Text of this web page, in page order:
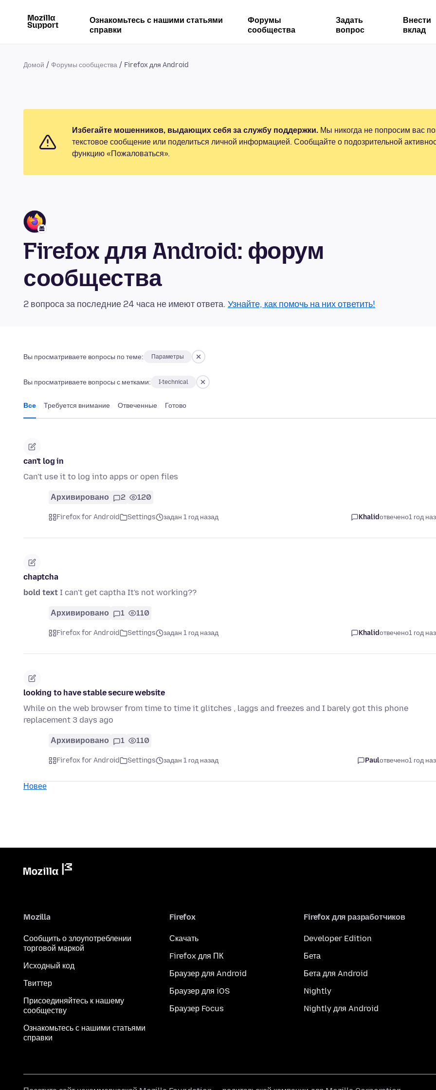
Ознакомьтесь с нашими статьями
справки
Форумы
сообщества
Задать
вопрос
Внести
вклад
Домой Форумы сообщества Firefox для Android
Избегайте мошенников, выдающих себя за службу поддержки. Мы никогда не попросим вас
текстовое сообщение или поделиться личной информацией. Сообщайте о подозрительной
функцию «Пожаловаться».
Firefox для Android: форум
сообщества
2 вопроса за последние 24 часа не имеют ответа. Узнайте, как помочь на них ответить!
Вы просматриваете вопросы по теме: Параметры
Вы просматриваете вопросы с метками: I-technical
Все Требуется внимание Отвеченные Готово
can't log in
Can't use it to log into apps or open files
Архивировано 2 120
Firefox for Android Settings задан 1 год назад Khalidотвечено1 год
chaptcha
bold text I can't get captha It's not working??
Архивировано 1 110
Firefox for Android Settings задан 1 год назад Khalidотвечено1 год
looking to have stable secure website
While on the web browser from time to time it glitches , laggs and freezes and I barely got this phone
replacement 3 days ago
Архивировано 1 110
Firefox for Android Settings задан 1 год назад Paulотвечено1 год
Новее
Mozilla
Сообщить о злоупотреблении
торговой маркой
Исходный код
Твиттер
Присоединяйтесь к нашему
сообществу
Ознакомьтесь с нашими статьями
справки
Firefox
Скачать
Firefox для ПК
Браузер для Android
Браузер для iOS
Браузер Focus
Firefox для разработчиков
Developer Edition
Бета
Бета для Android
Nightly
Nightly для Android